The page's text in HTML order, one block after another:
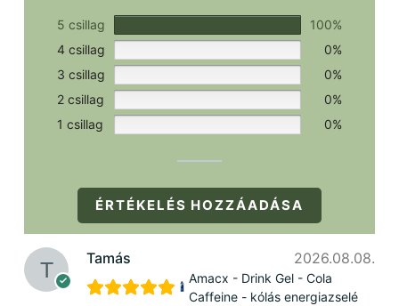
5 csillag
100%
4 csillag
0%
3 csillag
0%
2 csillag
0%
1 csillag
0%
ÉRTÉKELÉS HOZZÁADÁSA
Tamás 2026.08.08.
Amacx - Drink Gel - Cola
Caffeine - kólás energiazselé